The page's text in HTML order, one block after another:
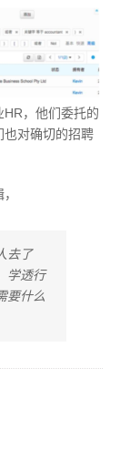
，他们委托的
也对确切的招聘
去了
学透行
要什么